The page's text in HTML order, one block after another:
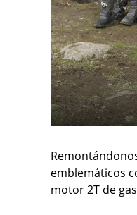
emblemáticos
motor 2T de